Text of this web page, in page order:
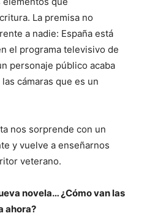
La premisa no
a nadie: España está
el programa televisivo de
personaje público acaba
cámaras que es un
nos sorprende con un
y vuelve a enseñarnos
veterano.
novela… ¿Cómo van las
ahora?